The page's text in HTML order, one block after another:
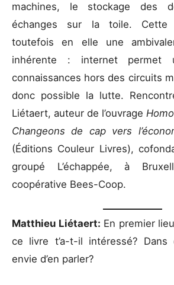
machines, le stockage des
échanges sur la toile. Cette
toutefois en elle une
inhérente : internet permet
connaissances hors des circuits
donc possible la lutte.
Liétaert, auteur de l’ouvrage
Changeons de cap vers
(Éditions Couleur Livres),
groupé L’échappée, à
coopérative Bees-Coop.
Matthieu Liétaert: En premier
ce livre t’a-t-il intéressé?
envie d’en parler?